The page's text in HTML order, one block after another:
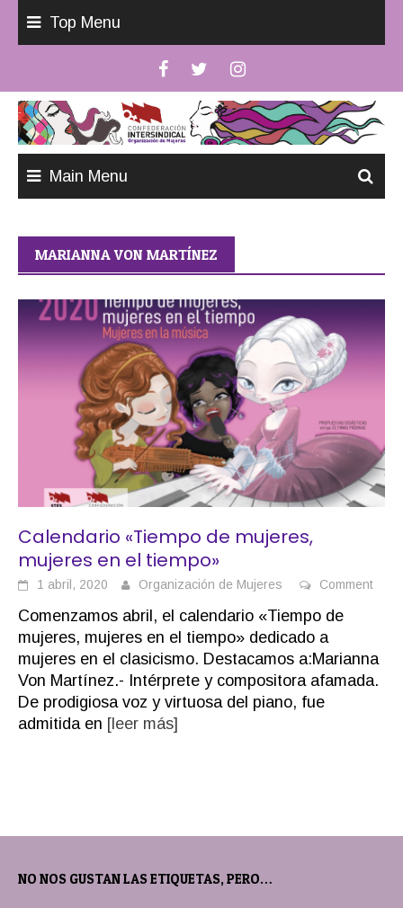
Top Menu
Main Menu
MARIANNA VON MARTÍNEZ
Calendario «Tiempo de mujeres,
mujeres en el tiempo»
1 abril, 2020 Organización de Mujeres Comment
Comenzamos abril, el calendario «Tiempo de
mujeres, mujeres en el tiempo» dedicado a
mujeres en el clasicismo. Destacamos a:Marianna
Von Martínez.- Intérprete y compositora afamada.
De prodigiosa voz y virtuosa del piano, fue
admitida en [leer más]
NO NOS GUSTAN LAS ETIQUETAS, PERO…